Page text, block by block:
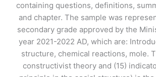
containing questions, definitions,
and chapter. The sample was
secondary grade approved by the
year 2021-2022 AD, which are:
structure, chemical reactions, mole.
constructivist theory and (15)